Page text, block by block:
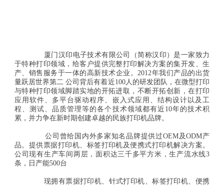
厦门汉印电子技术有限公司（简称汉印）是一家致力
于特种打印领域，给客户提供完整打印解决方案的集开发、生
产、销售服务于一体的高新技术企业。2012年我们产品的出货
量跃居世界第二 公司背后有着近100人的研发团队，在微型打印
与特种打印领域脚踏实地的开拓进取，不断开拓创新，在打印
应用软件、多平台驱动程序、嵌入式应用、结构设计以及工
程、测试、品质管理等的各个技术领域都有近10年的技术积
累，并力争在新时期创建卓越的民族打印机品牌。
公司曾给国内外多家知名品牌提供过OEM及ODM产
品。提供票据打印机、标签打印机及便携式打印机解决方案。
公司现有生产车间两层，面积达三千多平方米，生产流水线3
条，日产能500台
现拥有票据打印机、针式打印机、标签打印机、便携